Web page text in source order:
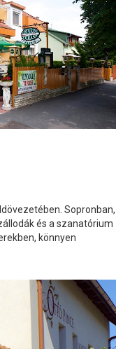
Sopronban,
és a szanatórium
könnyen